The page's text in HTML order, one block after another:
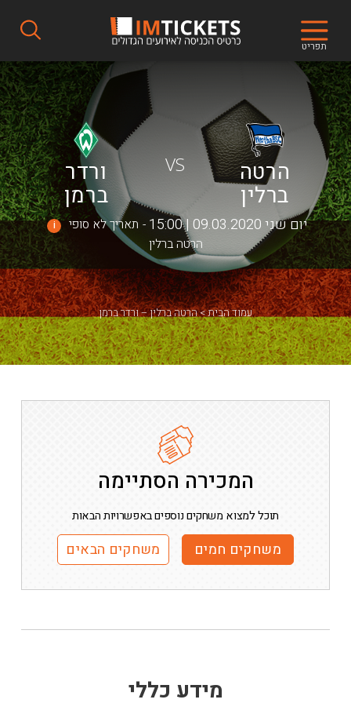
תפריט
הרטה
ברלין
VS ורדר
ברמן
יום שני 09.03.2020 | 15:00 תאריך לא סופי i
הרטה ברלין
הרטה ברלין – ורדר ברמן עמוד הבית
המכירה הסתיימה
תוכל למצוא משחקים נוספים באפשרויות הבאות
משחקים חמים משחקים הבאים
מידע כללי